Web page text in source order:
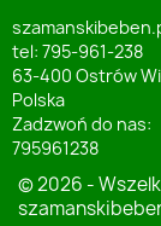
tel: 795-961-238
63-400 Ostrów
Polska
Zadzwoń do nas:
795961238
© 2026 -